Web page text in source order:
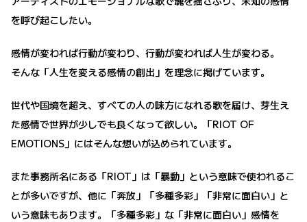
を呼び起こしたい。
感情が変われば行動が変わり、行動が変われば人生が変わる。
そんな「人生を変える感情の創出」を理念に掲げています。
世代や国境を超え、すべての人の味方になれる歌を届け、芽生え
た感情で世界が少しでも良くなって欲しい。「RIOT OF
EMOTIONS」にはそんな想いが込められています。
また事務所名にある「RIOT」は「暴動」という意味で使われるこ
とが多いですが、他に「奔放」「多種多彩」「非常に面白い」と
いう意味もあります。「多種多彩」な「非常に面白い」感情を